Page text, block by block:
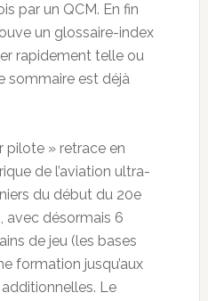
par un QCM. En fin
un glossaire-index
rapidement telle ou
sommaire est déjà
pilote » retrace en
de l’aviation ultra-
du début du 20e
avec désormais 6
de jeu (les bases
formation jusqu’aux
Le